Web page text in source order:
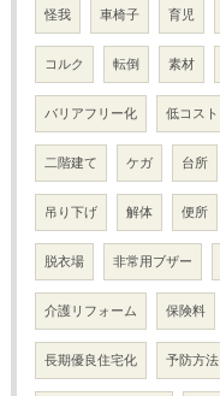
怪我 車椅子 育児
コルク 転倒 素材
バリアフリー化 低コスト
二階建て ケガ 台所
吊り下げ 解体 便所
脱衣場 非常用ブザー
介護リフォーム 保険料
長期優良住宅化 予防方法